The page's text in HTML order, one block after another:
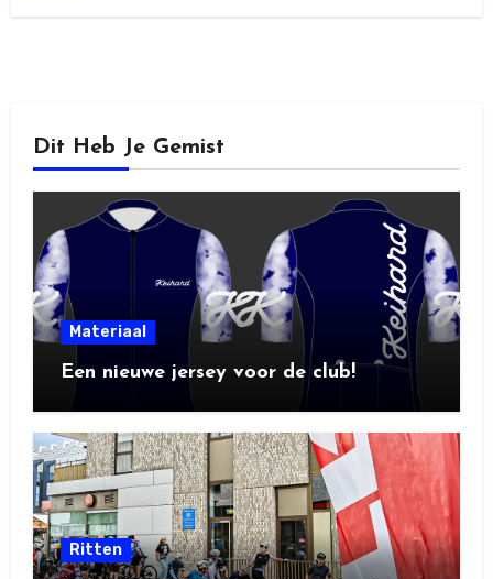
Dit Heb Je Gemist
Materiaal
Een nieuwe jersey voor de club!
Ritten